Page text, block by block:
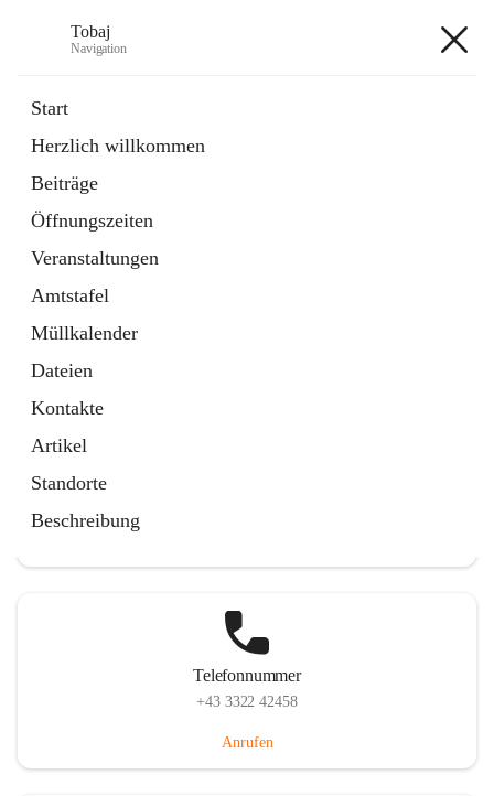
Tobaj
Navigation
Start
Herzlich willkommen
Beiträge
Öffnungszeiten
Veranstaltungen
Amtstafel
Müllkalender
Dateien
Kontakte
Artikel
Standorte
Beschreibung
Externe Webseite
in
Tab
Formulare
2 Schnellzugriffe
Telefonnummer
+43 3322 42458
Anrufen